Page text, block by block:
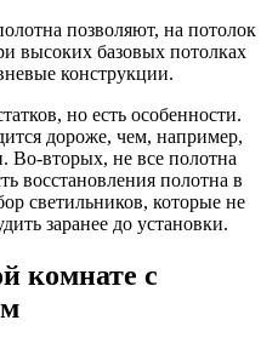
позволяют, на потолок
высоких базовых потолках
конструкции.
но есть особенности.
дороже, чем, например,
Во-вторых, не все полотна
восстановления полотна в
светильников, которые не
заранее до установки.
комнате с